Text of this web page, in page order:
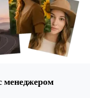
менеджером